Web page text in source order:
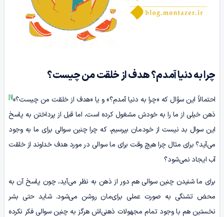
چرا به دنیا آمدم؟ هدف از خلقت من چیست؟
احتمالاً این سؤال که «چرا به دنیا آمدم؟» و یا «هدف از خلقت من چیست؟»[1]
ذهن خیلی از ما را به خودش مشغول کرده است، اما قبل از پرداختن به پاسخ
این سوال بد نیست از خودمان بپرسیم، که چرا چنین سوالی برای ما به وجود
می‌آید؟ برای مثال چرا هیچ وقت برای ما سوالی در مورد هدف خداوند از خلقت
آب ایجاد نمی‌شود؟
برای ما شنیدن چنین سوالی هم دور از ذهن به نظر می‌آید، چون پاسخ آن به
محض تشنگی به صورت عملی برای‌مان روشن می‌شود. شاید حتی بشر
نخستین هم با وجود تمام مجهولات ذهنی‌اش هرگز به چنین سوالی فکر نکرده